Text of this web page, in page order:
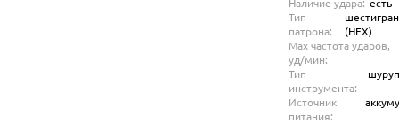
Тип
патрона:
(HEX)
Max частота ударов,
уд/мин:
Тип
инструмента:
Источник
питания: